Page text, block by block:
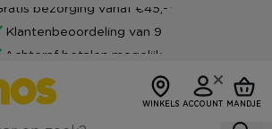
bezorging vanaf €45,-*
Klantenbeoordeling van 9
Achteraf betalen mogelijk
WINKELS ACCOUNT MANDJE